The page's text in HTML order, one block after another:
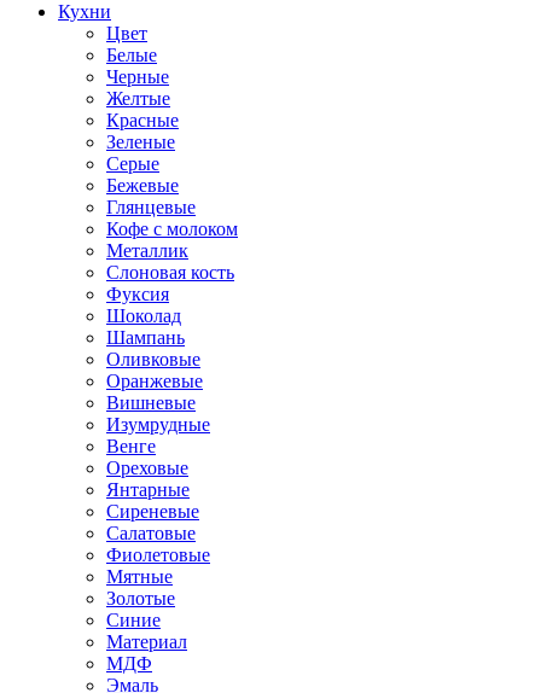
Кухни
Цвет
Белые
Черные
Желтые
Красные
Зеленые
Серые
Бежевые
Глянцевые
Кофе с молоком
Металлик
Слоновая кость
Фуксия
Шоколад
Шампань
Оливковые
Оранжевые
Вишневые
Изумрудные
Венге
Ореховые
Янтарные
Сиреневые
Салатовые
Фиолетовые
Мятные
Золотые
Синие
Материал
МДФ
Эмаль